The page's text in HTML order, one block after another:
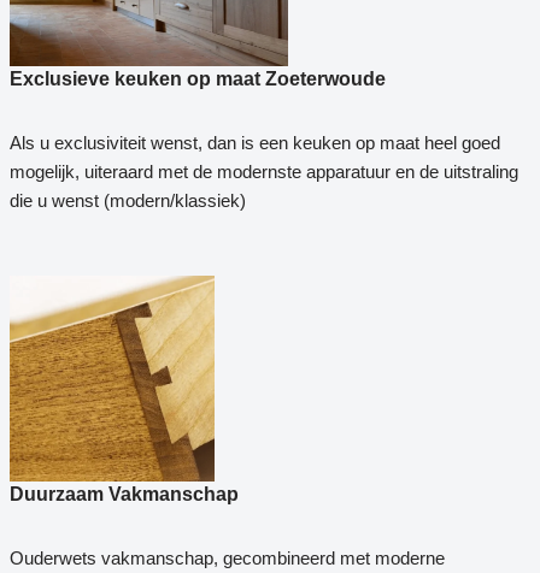
Exclusieve keuken op maat Zoeterwoude
Als u exclusiviteit wenst, dan is een keuken op maat heel goed
mogelijk, uiteraard met de modernste apparatuur en de uitstraling
die u wenst (modern/klassiek)
Duurzaam Vakmanschap
Ouderwets vakmanschap, gecombineerd met moderne